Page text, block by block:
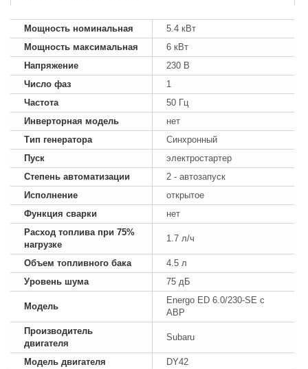
Мощность номинальная
5.4 кВт
Мощность максимальная
6 кВт
Напряжение
230 В
Число фаз
1
Частота
50 Гц
Инверторная модель
нет
Тип генератора
Синхронный
Пуск
электростартер
Степень автоматизации
2 - автозапуск
Исполнение
открытое
Функция сварки
нет
Расход топлива при 75%
нагрузке
1.7 л/ч
Объем топливного бака
4.5 л
Уровень шума
75 дБ
Модель
Energo ED 6.0/230-SE с
АВР
Производитель
двигателя
Subaru
Модель двигателя
DY42